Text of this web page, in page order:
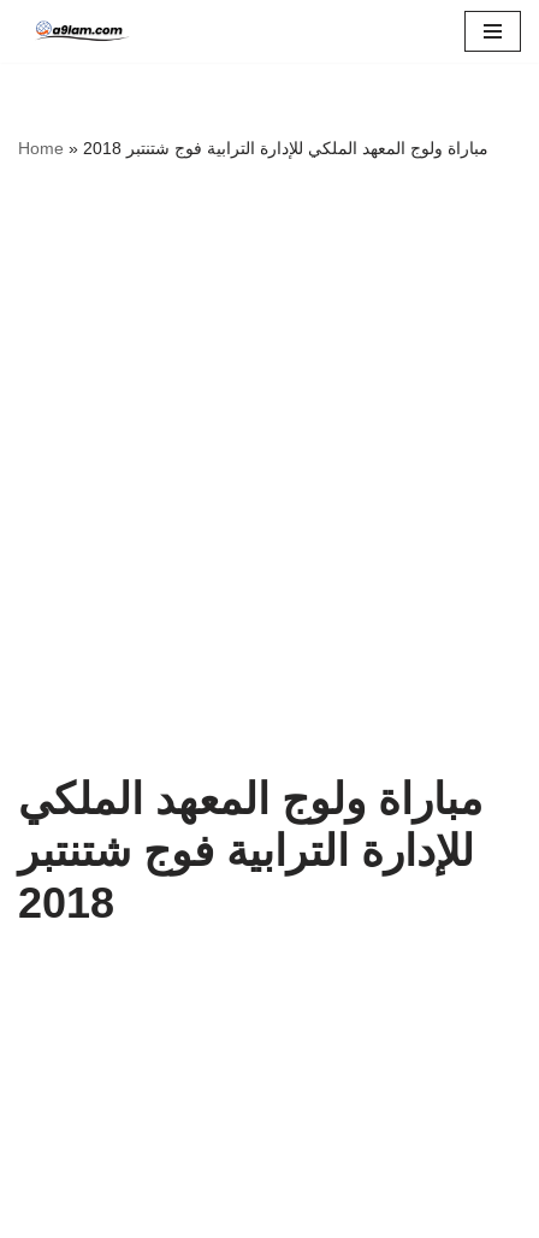
Home » مباراة ولوج المعهد الملكي للإدارة الترابية فوج شتنتبر 2018
مباراة ولوج المعهد الملكي
للإدارة الترابية فوج شتنتبر
2018